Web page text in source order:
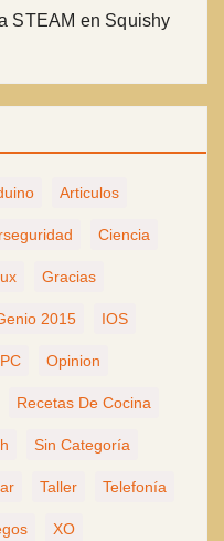
STEAM en Squishy
Articulos
Ciencia
Gracias
2015 IOS
Opinion
Recetas De Cocina
Sin Categoría
Taller Telefonía
XO